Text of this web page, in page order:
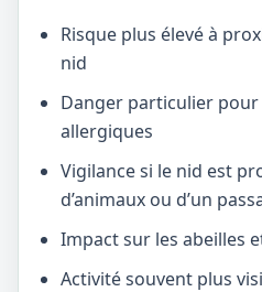
Risque plus élevé à
nid
Danger particulier pour
allergiques
Vigilance si le nid est
d’animaux ou d’un
Impact sur les abeilles
Activité souvent plus